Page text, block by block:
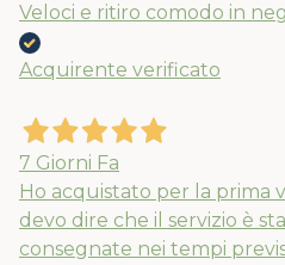
Veloci e ritiro comodo in
Acquirente verificato
7 Giorni Fa
Ho acquistato per la prima
devo dire che il servizio è
consegnate nei tempi